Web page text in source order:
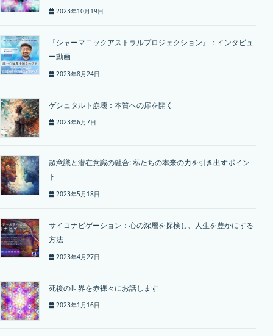
2023年10月19日
『シャーマニックアストラルプロジェクション』：インタビュ
ー動画
2023年8月24日
ゲシュタルト崩壊：本質への扉を開く
2023年6月7日
超意識と潜在意識の融合: 私たちの本来の力を引き出すポイン
ト
2023年5月18日
サイコナビゲーション：心の深層を探検し、人生を豊かにする
方法
2023年4月27日
死後の世界を赤裸々にお話します
2023年1月16日